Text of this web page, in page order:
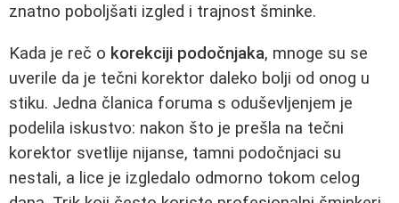
znatno poboljšati izgled i trajnost šminke.
Kada je reč o korekciji podočnjaka, mnoge su se
uverile da je tečni korektor daleko bolji od onog u
stiku. Jedna članica foruma s oduševljenjem je
podelila iskustvo: nakon što je prešla na tečni
korektor svetlije nijanse, tamni podočnjaci su
nestali, a lice je izgledalo odmorno tokom celog